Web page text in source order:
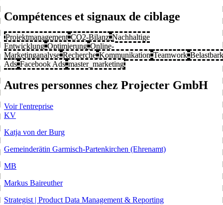
Compétences et signaux de ciblage
Projektmanagement CO2-Bilanz Nachhaltige
Entwicklung Optimierung Online-
Marketinganalyse Recherche Kommunikation Teamwork
Ads Facebook Ads master_marketing
Autres personnes chez Projecter GmbH
Voir l'entreprise
KV
Katja von der Burg
Gemeinderätin Garmisch-Partenkirchen (Ehrenamt)
MB
Markus Baireuther
Strategist | Product Data Management & Reporting